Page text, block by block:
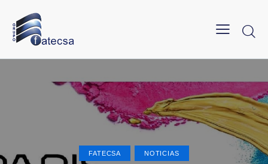
FATECSA NOTICIAS